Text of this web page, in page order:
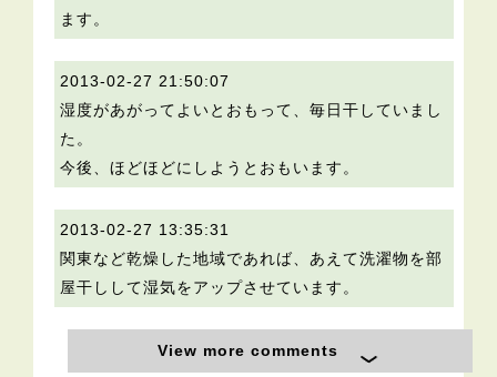
ます。
2013-02-27 21:50:07
湿度があがってよいとおもって、毎日干していまし
た。
今後、ほどほどにしようとおもいます。
2013-02-27 13:35:31
関東など乾燥した地域であれば、あえて洗濯物を部
屋干しして湿気をアップさせています。
View more comments